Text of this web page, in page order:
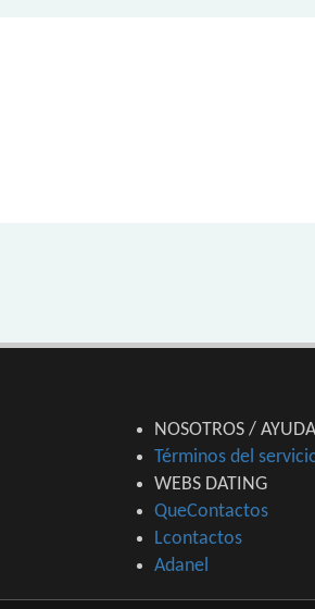
NOSOTROS / AYUDA
Términos del
WEBS DATING
QueContactos
Lcontactos
Adanel